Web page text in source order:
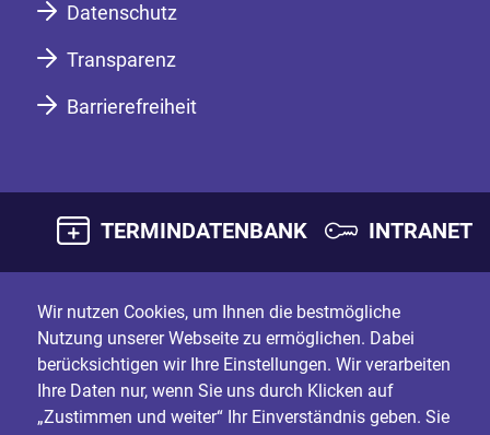
Datenschutz
Transparenz
Barrierefreiheit
TERMINDATENBANK INTRANET
Wir nutzen Cookies, um Ihnen die bestmögliche
Nutzung unserer Webseite zu ermöglichen. Dabei
berücksichtigen wir Ihre Einstellungen. Wir verarbeiten
Ihre Daten nur, wenn Sie uns durch Klicken auf
„Zustimmen und weiter“ Ihr Einverständnis geben. Sie